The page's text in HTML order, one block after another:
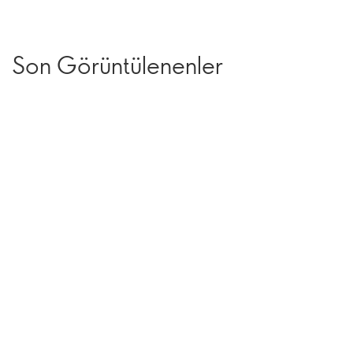
Son Görüntülenenler